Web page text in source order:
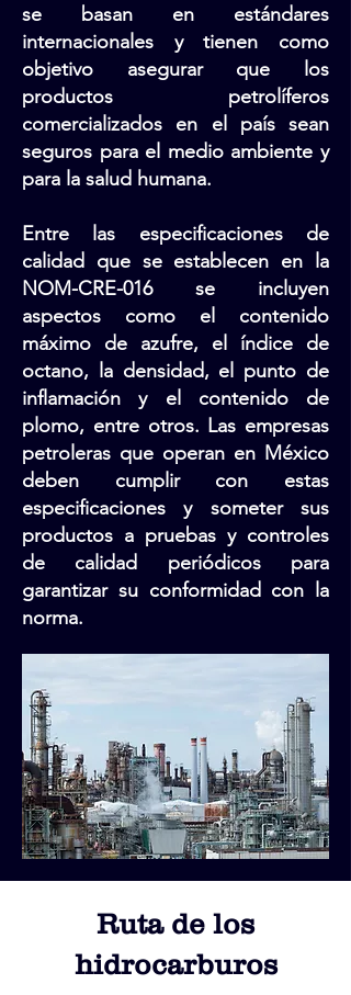
se basan en estándares
internacionales y tienen como
objetivo asegurar que los
productos petrolíferos
comercializados en el país sean
seguros para el medio ambiente y
para la salud humana.
Entre las especificaciones de
calidad que se establecen en la
NOM-CRE-016 se incluyen
aspectos como el contenido
máximo de azufre, el índice de
octano, la densidad, el punto de
inflamación y el contenido de
plomo, entre otros. Las empresas
petroleras que operan en México
deben cumplir con estas
especificaciones y someter sus
productos a pruebas y controles
de calidad periódicos para
garantizar su conformidad con la
norma.
Ruta de los
hidrocarburos